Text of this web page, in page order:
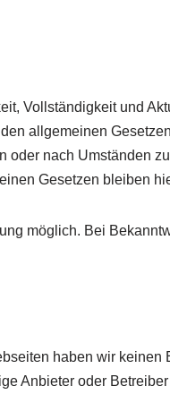
Vollständigkeit und
allgemeinen
nach Umständen
Gesetzen bleiben
möglich. Bei
haben wir keinen
Anbieter oder